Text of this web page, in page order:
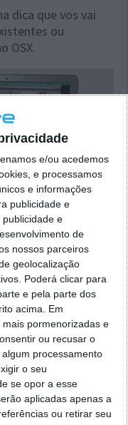
e/ou acedemos
e processamos
e informações
publicidade e
e
de
nossos parceiros
geolocalização
Poderá clicar para
e pela parte dos
acima. Em
pormenorizadas e
ou recusar o
processamento
o seu
se opor a esse
aplicadas apenas a
ou retirar seu
dica que vos vai
ou
OSX.
diagnóstico
COMENTAR